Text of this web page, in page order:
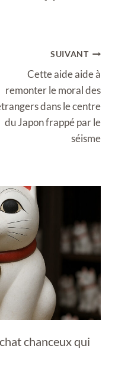
SUIVANT
Cette aide aide à
remonter le moral des
dans le centre
du Japon frappé par le
séisme
chanceux qui